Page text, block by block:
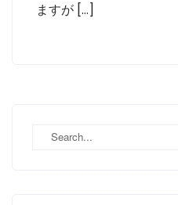
ますが […]